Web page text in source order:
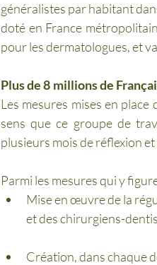
généralistes par habitant
doté en France
pour les dermatologues, et
Plus de 8 millions de
Les mesures mises en
sens que ce groupe de
plusieurs mois de réflexion
Parmi les mesures qui y
Mise en œuvre de la
et des chirurgiens-
Création, dans chaque